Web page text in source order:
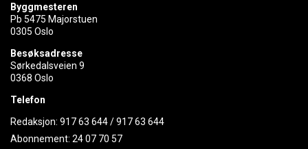
Byggmesteren
Pb 5475 Majorstuen
0305 Oslo
Besøksadresse
Sørkedalsveien 9
0368 Oslo
Telefon
Redaksjon: 917 63 644/917 63 644
Abonnement: 24 07 70 57